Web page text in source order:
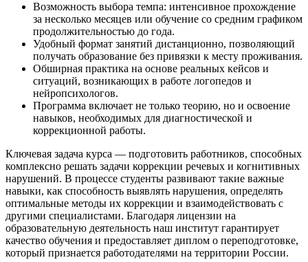
Возможность выбора темпа: интенсивное прохождение
за несколько месяцев или обучение со средним графиком
продолжительностью до года.
Удобный формат занятий дистанционно, позволяющий
получать образование без привязки к месту проживания.
Обширная практика на основе реальных кейсов и
ситуаций, возникающих в работе логопедов и
нейропсихологов.
Программа включает не только теорию, но и освоение
навыков, необходимых для диагностической и
коррекционной работы.
Ключевая задача курса — подготовить работников, способных
комплексно решать задачи коррекции речевых и когнитивных
нарушений. В процессе студенты развивают такие важные
навыки, как способность выявлять нарушения, определять
оптимальные методы их коррекции и взаимодействовать с
другими специалистами. Благодаря лицензии на
образовательную деятельность наш институт гарантирует
качество обучения и предоставляет диплом о переподготовке,
который признается работодателями на территории России.